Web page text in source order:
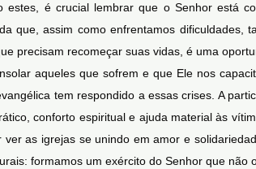
estes, é crucial lembrar que o Senhor está
que, assim como enfrentamos dificuldades,
precisam recomeçar suas vidas, é uma
aqueles que sofrem e que Ele nos
tem respondido a essas crises. A
conforto espiritual e ajuda material às
as igrejas se unindo em amor e
formamos um exército do Senhor que não